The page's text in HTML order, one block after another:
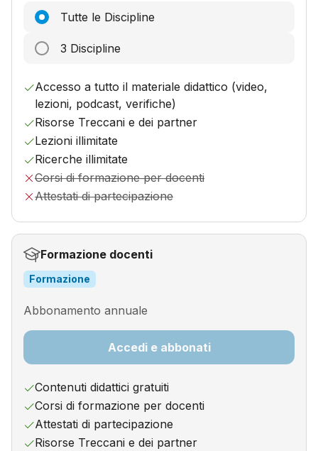
Tutte le Discipline
3 Discipline
Accesso a tutto il materiale didattico (video,
lezioni, podcast, verifiche)
Risorse Treccani e dei partner
Lezioni illimitate
Ricerche illimitate
Corsi di formazione per docenti
Attestati di partecipazione
Formazione docenti
Formazione
Abbonamento annuale
Accedi e abbonati
Contenuti didattici gratuiti
Corsi di formazione per docenti
Attestati di partecipazione
Risorse Treccani e dei partner